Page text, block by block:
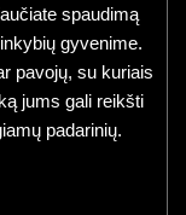
spaudimą
gyvenime.
pavojų, su kuriais
jums gali reikšti
padarinių.